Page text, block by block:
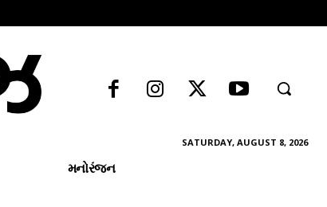
SATURDAY, AUGUST 8, 2026
મનોરંજન